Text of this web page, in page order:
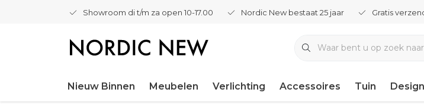
Showroom di t/m za open 10-17.00 Nordic New bestaat 25 jaar Gratis
Nieuw Binnen Meubelen Verlichting Accessoires Tuin